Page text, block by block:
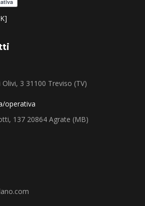
3 31100 Treviso (TV)
operativa
137 20864 Agrate (MB)